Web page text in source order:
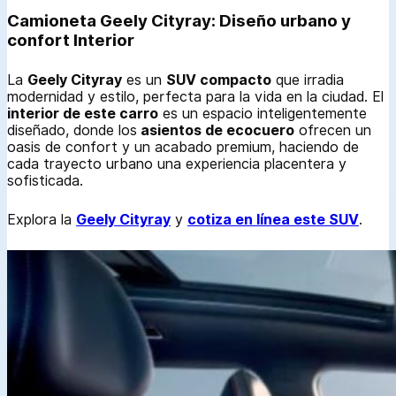
Camioneta Geely Cityray: Diseño urbano y
confort Interior
La Geely Cityray es un SUV compacto que irradia
modernidad y estilo, perfecta para la vida en la ciudad. El
interior de este carro es un espacio inteligentemente
diseñado, donde los asientos de ecocuero ofrecen un
oasis de confort y un acabado premium, haciendo de
cada trayecto urbano una experiencia placentera y
sofisticada.
Explora la Geely Cityray y cotiza en línea este SUV.